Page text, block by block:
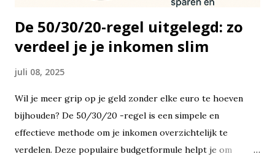
De 50/30/20-regel uitgelegd: zo
verdeel je je inkomen slim
juli 08, 2025
Wil je meer grip op je geld zonder elke euro te hoeven
bijhouden? De 50/30/20 -regel is een simpele en
effectieve methode om je inkomen overzichtelijk te
verdelen. Deze populaire budgetformule helpt je om